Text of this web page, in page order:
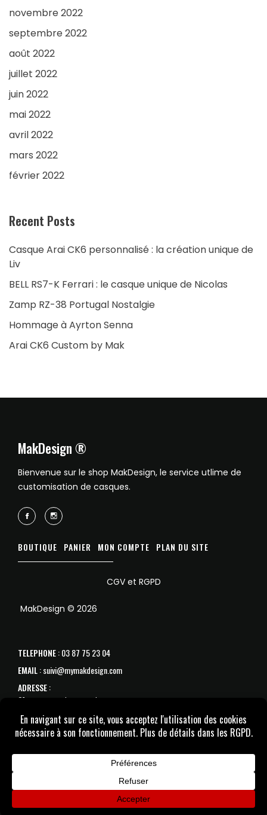
novembre 2022
septembre 2022
août 2022
juillet 2022
juin 2022
mai 2022
avril 2022
mars 2022
février 2022
Recent Posts
Casque Arai CK6 personnalisé : la création unique de
Liv
BELL RS7-K Ferrari : le casque unique de Nicolas
Zamp RZ-38 Portugal Nostalgie
Hommage à Ayrton Senna
Arai CK6 Custom by Mak
MakDesign ®
Bienvenue sur le shop MakDesign, le service utlime de
customisation de casques.
BOUTIQUE PANIER MON COMPTE PLAN DU SITE
CGV et RGPD
MakDesign © 2026
TELEPHONE: 03 87 75 23 04
EMAIL: suivi@mymakdesign.com
ADRESSE:
31 avenue de Strasbourg
57070 Metz
SAV :